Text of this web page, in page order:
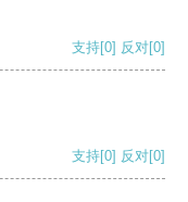
支持[0] 反对[0]
支持[0] 反对[0]